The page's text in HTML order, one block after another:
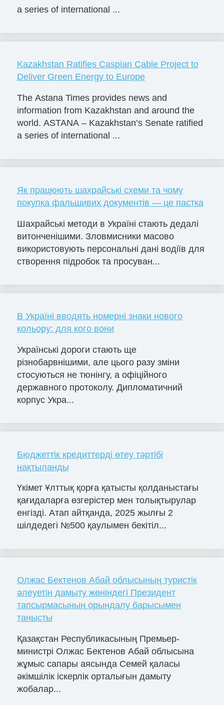
a series of international ...
Kazakhstan Ratifies Caspian Cable Project to
Deliver Green Energy to Europe
The Astana Times provides news and
information from Kazakhstan and around the
world. ASTANA – Kazakhstan’s Senate ratified
a series of international ...
Як працюють шахрайські схеми та чому
покупка фальшивих документів — це пастка
Шахрайські методи в Україні стають дедалі
витонченішими. Зловмисники масово
використовують персональні дані водіїв для
створення підробок та просуван...
В Україні вводять номерні знаки нового
кольору: для кого вони
Українські дороги стають ще
різнобарвнішими, але цього разу зміни
стосуються не тюнінгу, а офіційного
державного протоколу. Дипломатичний
корпус Укра...
Бюджеттік кредиттерді өтеу тәртібі
нақтыланды
Үкімет Ұлттық қорға қатысты қолданыстағы
қағидаларға өзгерістер мен толықтырулар
енгізді. Атап айтқанда, 2025 жылғы 2
шілдедегі №500 қаулымен бекітіл...
Олжас Бектенов Абай облысының туристік
әлеуетін дамыту жөніндегі Президент
тапсырмасының орындалу барысымен
танысты
Қазақстан Республикасының Премьер-
министрі Олжас Бектенов Абай облысына
жұмыс сапары аясында Семей қаласы
әкімшілік іскерлік орталығын дамыту
жобалар...